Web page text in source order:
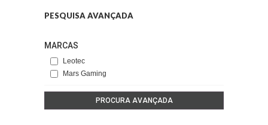
PESQUISA AVANÇADA
MARCAS
Leotec
Mars Gaming
PROCURA AVANÇADA